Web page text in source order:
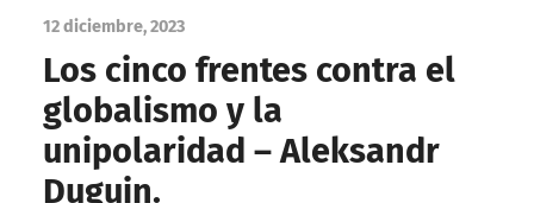
12 diciembre, 2023
Los cinco frentes contra el
globalismo y la
unipolaridad – Aleksandr
Duguin.